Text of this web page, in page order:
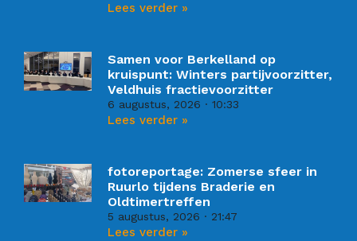
Lees verder »
Samen voor Berkelland op
kruispunt: Winters partijvoorzitter,
Veldhuis fractievoorzitter
6 augustus, 2026 10:33
Lees verder »
fotoreportage: Zomerse sfeer in
Ruurlo tijdens Braderie en
Oldtimertreffen
5 augustus, 2026 21:47
Lees verder »